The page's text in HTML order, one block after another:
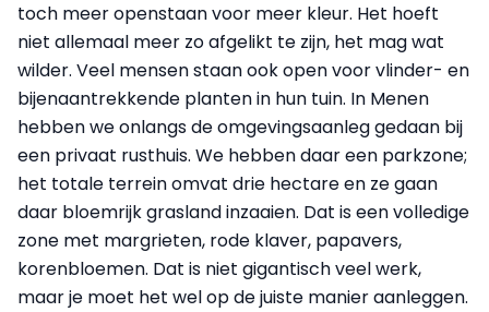
toch meer openstaan voor meer kleur. Het hoeft
niet allemaal meer zo afgelikt te zijn, het mag wat
wilder. Veel mensen staan ook open voor vlinder- en
bijenaantrekkende planten in hun tuin. In Menen
hebben we onlangs de omgevingsaanleg gedaan bij
een privaat rusthuis. We hebben daar een parkzone;
het totale terrein omvat drie hectare en ze gaan
daar bloemrijk grasland inzaaien. Dat is een volledige
zone met margrieten, rode klaver, papavers,
korenbloemen. Dat is niet gigantisch veel werk,
maar je moet het wel op de juiste manier aanleggen.